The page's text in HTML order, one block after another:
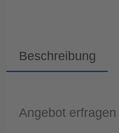
Beschreibung
Angebot erfragen